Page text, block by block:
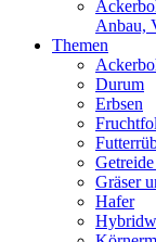
Anbau,
Themen
Durum
Erbsen
Gräser
Hafer